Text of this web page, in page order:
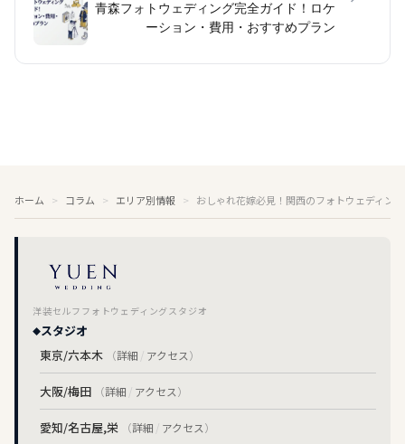
青森フォトウェディング完全ガイド！ロケ
ーション・費用・おすすめプラン
ホーム コラム エリア別情報 おしゃれ花嫁必見！関西のフォトウェディン
洋装セルフフォトウェディングスタジオ
スタジオ
東京/六本木
（詳細 / アクセス）
大阪/梅田 （詳細 / アクセス）
愛知/名古屋,栄 （詳細 / アクセス）